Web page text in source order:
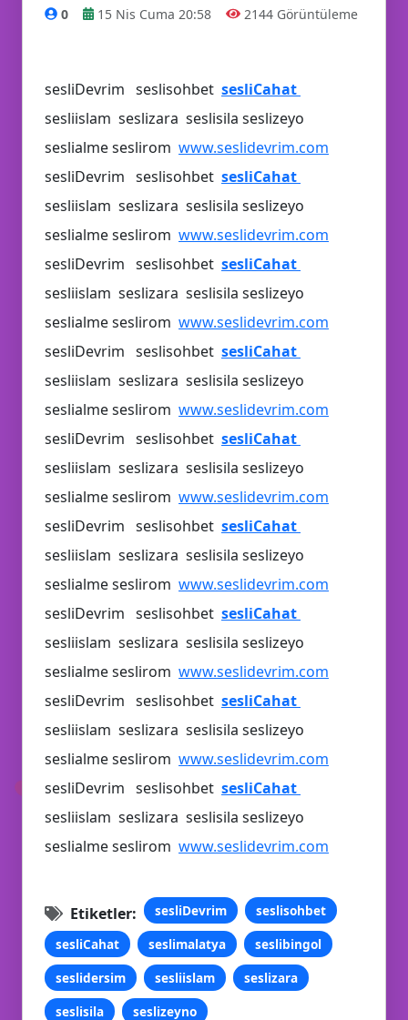
🎉
✉️
💡
🎈
🥳
🥳
0 15 Nis Cuma 20:58 2144 Görüntüleme
sesliDevrim seslisohbet sesliCahat
sesliislam seslizara seslisila seslizeyo
seslialme seslirom www.seslidevrim.com
sesliDevrim seslisohbet sesliCahat
sesliislam seslizara seslisila seslizeyo
seslialme seslirom www.seslidevrim.com
sesliDevrim seslisohbet sesliCahat
sesliislam seslizara seslisila seslizeyo
seslialme seslirom www.seslidevrim.com
sesliDevrim seslisohbet sesliCahat
sesliislam seslizara seslisila seslizeyo
seslialme seslirom www.seslidevrim.com
sesliDevrim seslisohbet sesliCahat
sesliislam seslizara seslisila seslizeyo
seslialme seslirom www.seslidevrim.com
sesliDevrim seslisohbet sesliCahat
sesliislam seslizara seslisila seslizeyo
seslialme seslirom www.seslidevrim.com
sesliDevrim seslisohbet sesliCahat
sesliislam seslizara seslisila seslizeyo
seslialme seslirom www.seslidevrim.com
sesliDevrim seslisohbet sesliCahat
sesliislam seslizara seslisila seslizeyo
seslialme seslirom www.seslidevrim.com
sesliDevrim seslisohbet sesliCahat
sesliislam seslizara seslisila seslizeyo
seslialme seslirom www.seslidevrim.com
Etiketler: sesliDevrim
seslisohbet
sesliCahat
seslimalatya
seslibingol
seslidersim
sesliislam
seslizara
seslisila
seslizeyno